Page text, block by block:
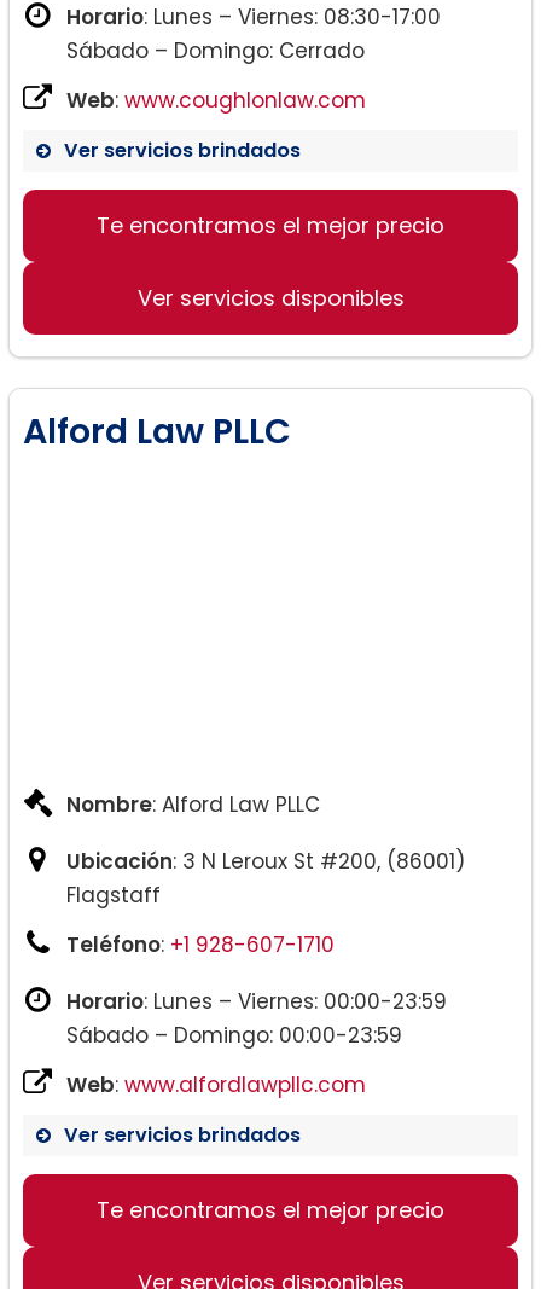
Horario: Lunes – Viernes: 08:30-17:00
Sábado – Domingo: Cerrado
Web: www.coughlonlaw.com
Ver servicios brindados
Te encontramos el mejor precio
Ver servicios disponibles
Alford Law PLLC
Nombre: Alford Law PLLC
Ubicación: 3 N Leroux St #200, (86001)
Flagstaff
Teléfono: +1 928-607-1710
Horario: Lunes – Viernes: 00:00-23:59
Sábado – Domingo: 00:00-23:59
Web: www.alfordlawpllc.com
Ver servicios brindados
Te encontramos el mejor precio
Ver servicios disponibles